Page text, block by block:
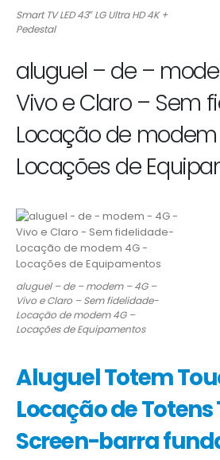
Smart TV LED 43″ LG Ultra HD 4K +
Pedestal
aluguel – de –
Vivo e Claro – Sem
Locação de modem
Locações de
aluguel – de – modem – 4G –
Vivo e Claro – Sem fidelidade-
Locação de modem 4G –
Locações de Equipamentos
Aluguel Totem
Locação de Totens
Screen-barra